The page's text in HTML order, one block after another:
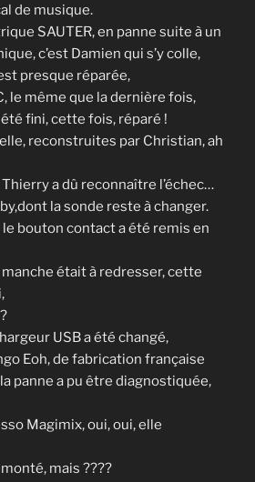
de musique.
SAUTER, en panne suite à un
c’est Damien qui s’y colle,
presque réparée,
le même que la dernière fois,
été fini, cette fois, réparé !
reconstruites par Christian, ah
a dû reconnaître l’échec…
la sonde reste à changer.
le bouton contact a été remis en
était à redresser, cette
USB a été changé,
Eoh, de fabrication française
panne a pu être diagnostiquée,
Magimix, oui, oui, elle
mais ????